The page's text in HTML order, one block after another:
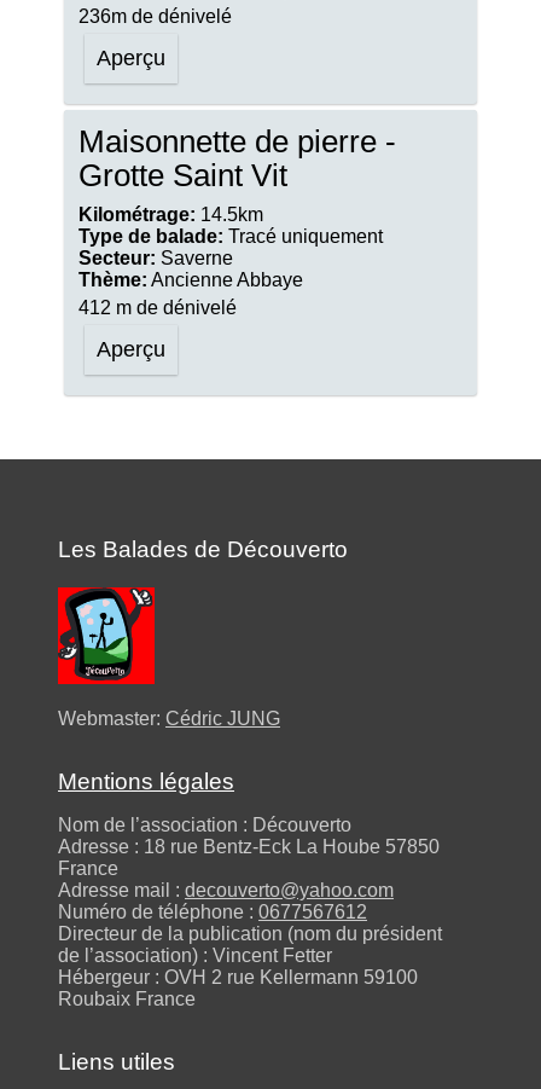
236m de dénivelé
Aperçu
Maisonnette de pierre -
Grotte Saint Vit
Kilométrage: 14.5km
Type de balade: Tracé uniquement
Secteur: Saverne
Thème: Ancienne Abbaye
412 m de dénivelé
Aperçu
Les Balades de Découverto
Webmaster: Cédric JUNG
Mentions légales
Nom de l’association : Découverto
Adresse : 18 rue Bentz-Eck La Hoube 57850
France
Adresse mail : decouverto@yahoo.com
Numéro de téléphone : 0677567612
Directeur de la publication (nom du président
de l’association) : Vincent Fetter
Hébergeur : OVH 2 rue Kellermann 59100
Roubaix France
Liens utiles